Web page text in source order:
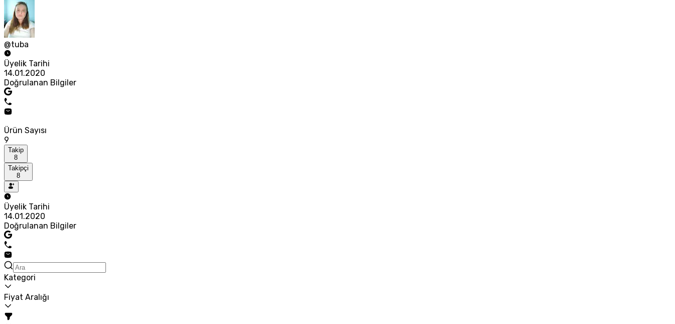
@tuba
Üyelik Tarihi
14.01.2020
Doğrulanan Bilgiler
Ürün Sayısı
9
Takip
8
Takipçi
8
Üyelik Tarihi
14.01.2020
Doğrulanan Bilgiler
Kategori
Fiyat Aralığı